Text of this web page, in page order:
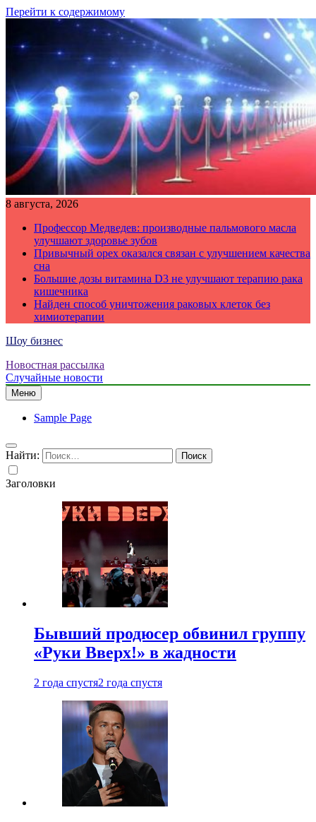
Перейти к содержимому
8 августа, 2026
Профессор Медведев: производные пальмового масла
улучшают здоровье зубов
Привычный орех оказался связан с улучшением качества
сна
Большие дозы витамина D3 не улучшают терапию рака
кишечника
Найден способ уничтожения раковых клеток без
химиотерапии
Шоу бизнес
Новостная рассылка
Случайные новости
Меню
Sample Page
Найти:
Заголовки
Бывший продюсер обвинил группу
«Руки Вверх!» в жадности
2 года спустя2 года спустя